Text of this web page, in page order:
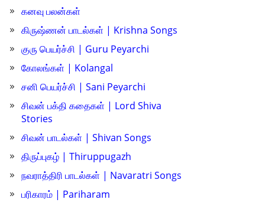
கனவு பலன்கள்
கிருஷ்ணன் பாடல்கள் | Krishna Songs
குரு பெயர்ச்சி | Guru Peyarchi
கோலங்கள் | Kolangal
சனி பெயர்ச்சி | Sani Peyarchi
சிவன் பக்தி கதைகள் | Lord Shiva
Stories
சிவன் பாடல்கள் | Shivan Songs
திருப்புகழ் | Thiruppugazh
நவராத்திரி பாடல்கள் | Navaratri Songs
பரிகாரம் | Pariharam